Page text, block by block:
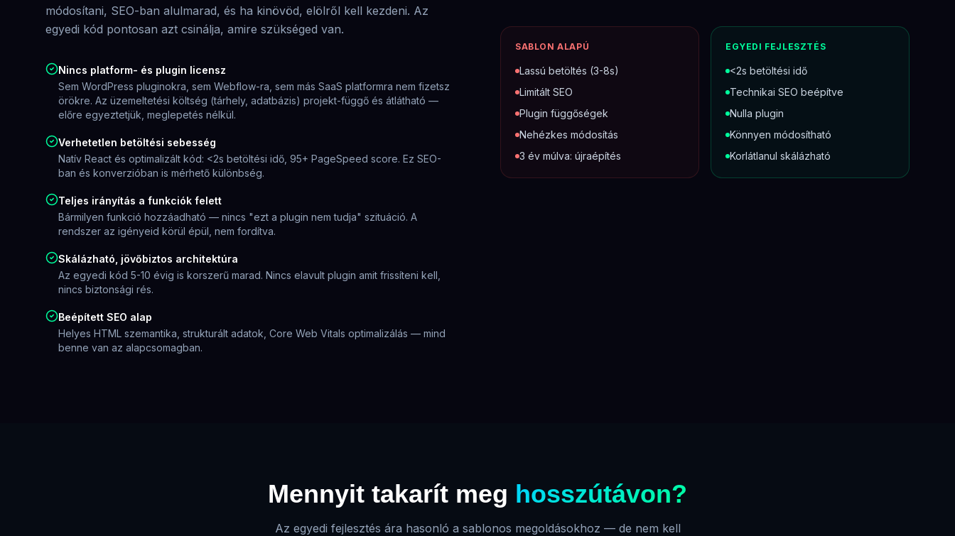
módosítani, SEO-ban alulmarad, és ha kinövöd, elölről kell kezdeni. Az
egyedi kód pontosan azt csinálja, amire szükséged van.
Nincs platform- és plugin licensz
Sem WordPress pluginokra, sem Webflow-ra, sem más SaaS platformra nem fizetsz
örökre. Az üzemeltetési költség (tárhely, adatbázis) projekt-függő és átlátható —
előre egyeztetjük, meglepetés nélkül.
Verhetetlen betöltési sebesség
Natív React és optimalizált kód: <2s betöltési idő, 95+ PageSpeed score. Ez SEO-
ban és konverzióban is mérhető különbség.
Teljes irányítás a funkciók felett
Bármilyen funkció hozzáadható — nincs "ezt a plugin nem tudja" szituáció. A
rendszer az igényeid körül épül, nem fordítva.
Skálázható, jövőbiztos architektúra
Az egyedi kód 5-10 évig is korszerű marad. Nincs elavult plugin amit frissíteni kell,
nincs biztonsági rés.
Beépített SEO alap
Helyes HTML szemantika, strukturált adatok, Core Web Vitals optimalizálás — mind
benne van az alapcsomagban.
SABLON ALAPÚ
Lassú betöltés (3-8s)
Limitált SEO
Plugin függőségek
Nehézkes módosítás
3 év múlva: újraépítés
EGYEDI FEJLESZTÉS
<2s betöltési idő
Technikai SEO beépítve
Nulla plugin
Könnyen módosítható
Korlátlanul skálázható
Mennyit takarít meg hosszútávon?
Az egyedi fejlesztés ára hasonló a sablonos megoldásokhoz — de nem kell